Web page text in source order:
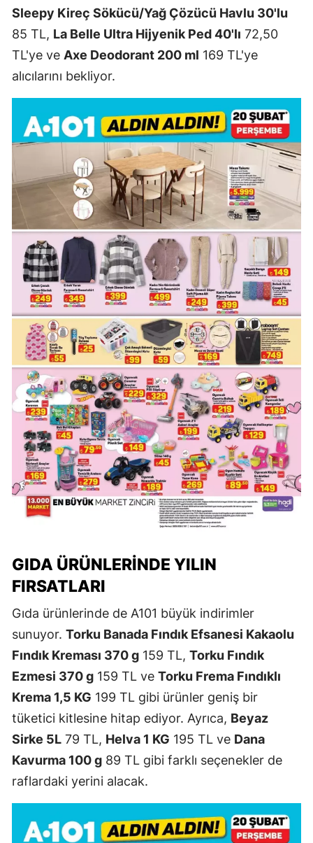
Sleepy Kireç Sökücü/Yağ Çözücü Havlu 30'lu
85 TL, La Belle Ultra Hijyenik Ped 40'lı 72,50
TL'ye ve Axe Deodorant 200 ml 169 TL'ye
alıcılarını bekliyor.
GIDA ÜRÜNLERINDE YILIN
FIRSATLARI
Gıda ürünlerinde de A101 büyük indirimler
sunuyor. Torku Banada Fındık Efsanesi Kakaolu
Fındık Kreması 370 g 159 TL, Torku Fındık
Ezmesi 370 g 159 TL ve Torku Frema Fındıklı
Krema 1,5 KG 199 TL gibi ürünler geniş bir
tüketici kitlesine hitap ediyor. Ayrıca, Beyaz
Sirke 5L 79 TL, Helva 1 KG 195 TL ve Dana
Kavurma 100 g 89 TL gibi farklı seçenekler de
raflardaki yerini alacak.